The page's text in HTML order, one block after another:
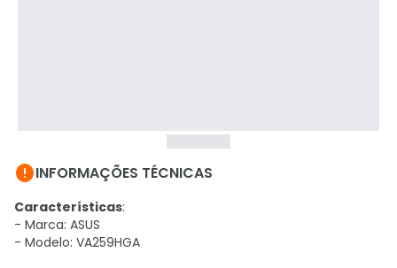
INFORMAÇÕES TÉCNICAS
Características:
- Marca: ASUS
- Modelo: VA259HGA